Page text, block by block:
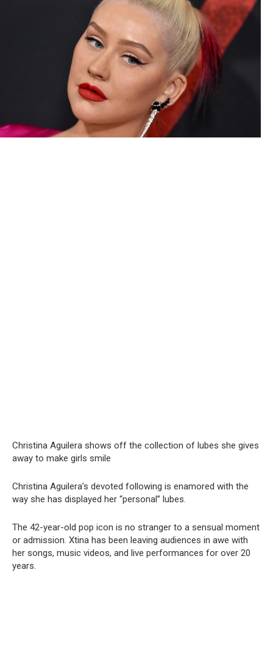
Christina Aguilera shows off the collection of lubes she gives
away to make girls smile
Christina Aguilera’s devoted following is enamored with the
way she has displayed her “personal” lubes.
The 42-year-old pop icon is no stranger to a sensual moment
or admission. Xtina has been leaving audiences in awe with
her songs, music videos, and live performances for over 20
years.